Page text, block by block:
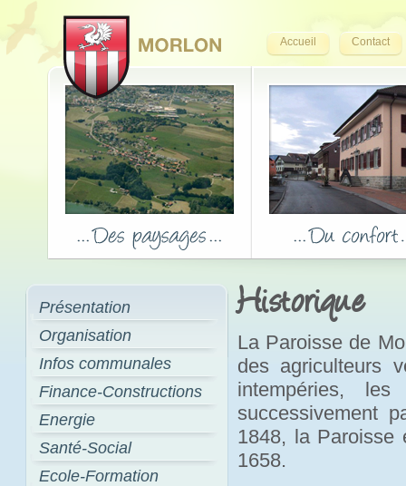
Accueil Contact
Présentation
Organisation
Infos communales
Finance-Constructions
Energie
Santé-Social
Ecole-Formation
Historique
La Paroisse de
des agriculteurs
intempéries,
successivement
1848, la Paroisse
1658.